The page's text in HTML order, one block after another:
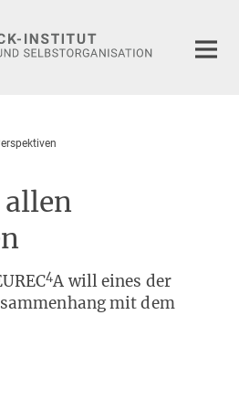
allen
4A will eines der
mit dem